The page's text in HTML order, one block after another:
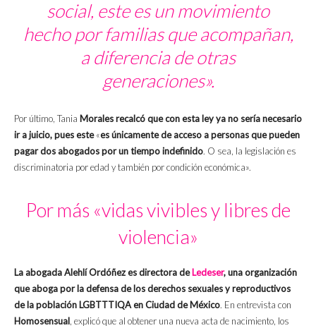
social, este es un movimiento
hecho por familias que acompañan,
a diferencia de otras
generaciones».
Por último, Tania Morales recalcó que con esta ley ya no sería necesario
ir a juicio, pues este«es únicamente de acceso a personas que pueden
pagar dos abogados por un tiempo indefinido. O sea, la legislación es
discriminatoria por edad y también por condición económica».
Por más «vidas vivibles y libres de
violencia»
La abogada Alehlí Ordóñez es directora deLedeser, una organización
que aboga por la defensa de los derechos sexuales y reproductivos
de la población LGBTTTIQA en Ciudad de México. En entrevista con
Homosensual , explicó que al obtener una nueva acta de nacimiento, los